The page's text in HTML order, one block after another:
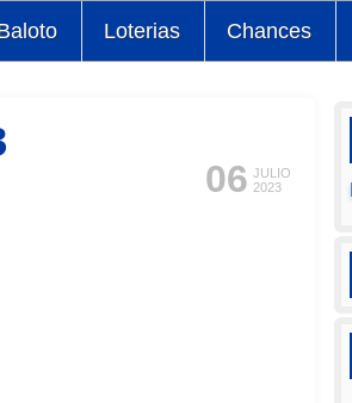
Loterias Chances
06 JULIO
2023